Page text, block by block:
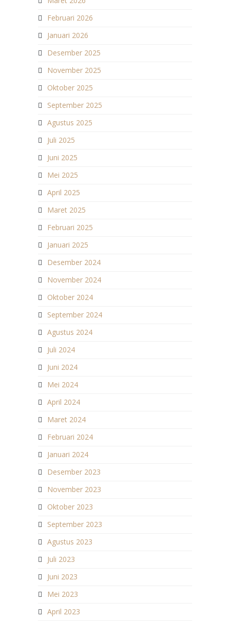
Februari 2026
Januari 2026
Desember 2025
November 2025
Oktober 2025
September 2025
Agustus 2025
Juli 2025
Juni 2025
Mei 2025
April 2025
Maret 2025
Februari 2025
Januari 2025
Desember 2024
November 2024
Oktober 2024
September 2024
Agustus 2024
Juli 2024
Juni 2024
Mei 2024
April 2024
Maret 2024
Februari 2024
Januari 2024
Desember 2023
November 2023
Oktober 2023
September 2023
Agustus 2023
Juli 2023
Juni 2023
Mei 2023
April 2023